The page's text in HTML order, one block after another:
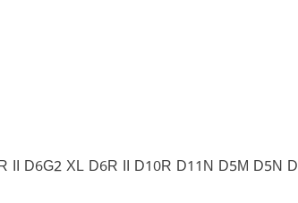
D6G2 XL D6R II D10R D11N D5M D5N